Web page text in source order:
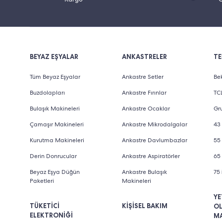
Küçük ev aletleri seti içerisinde yer alan ürünlerin
araya getirildiği setler, renklerine göre çeşitlere
Markanın sahip olduğu bir diğer renk seçeneği ise
aletleri seti de tercih edilebilecek seçeneklerden
çeken set, mutfakta ihtiyaç duyulan ürünleri tek
şekilde:
El blender
Türk kahve makinesi
Çay makinesi
BEYAZ EŞYALAR
Tüm Beyaz Eşyalar
Buzdolapları
Bulaşık Makineleri
Çamaşır Makineleri
Kurutma Makineleri
Derin Donrucular
Beyaz Eşya Düğün
Paketleri
TÜKETİCİ
ELEKTRONİĞİ
ANKASTRELER
Ankastre Setler
Ankastre Fırınlar
Ankastre Ocaklar
Ankastre Mikrodalgalar
Ankastre Davlumbazlar
Ankastre Aspiratörler
Ankastre Bulaşık
Makineleri
KİŞİSEL BAKIM
43
55
65
75